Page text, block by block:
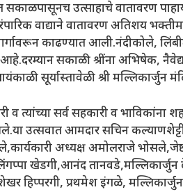
उत्साहाचे वातावरण
वाद्याने वातावरण अतिशय
काढण्यात आली.नंदीकोले,
आहे.दरम्यान सकाळी श्रींना अभिषेक,
सूर्यास्तावेळी श्री मल्लिकार्जुन
व त्यांच्या सर्व सहकारी व भाविकांना
उत्सवात आमदार सचिन कल्याणशेट्टी
अध्यक्ष अमोलराजे
खेडगी,आनंद
हिप्परगी, प्रथमेश इंगळे,